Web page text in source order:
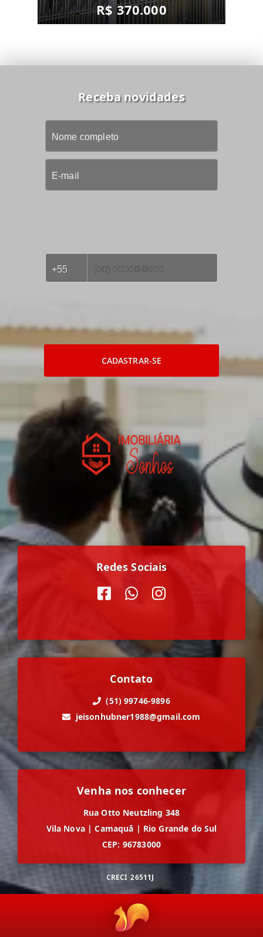
R$ 370.000
Receba novidades
CADASTRAR-SE
Redes Sociais
Contato
(51) 99746-9896
jeisonhubner1988@gmail.com
Venha nos conhecer
Rua Otto Neutzling 348
Vila Nova | Camaquã | Rio Grande do Sul
CEP: 96783000
CRECI 26511J